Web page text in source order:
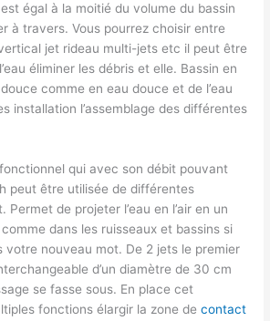
égal à la moitié du volume du bassin
à travers. Vous pourrez choisir entre
jet rideau multi-jets etc il peut être
éliminer les débris et elle. Bassin en
comme en eau douce et de l’eau
installation l’assemblage des différentes
qui avec son débit pouvant
peut être utilisée de différentes
Permet de projeter l’eau en l’air en un
dans les ruisseaux et bassins si
votre nouveau mot. De 2 jets le premier
d’un diamètre de 30 cm
se fasse sous. En place cet
fonctions élargir la zone decontact